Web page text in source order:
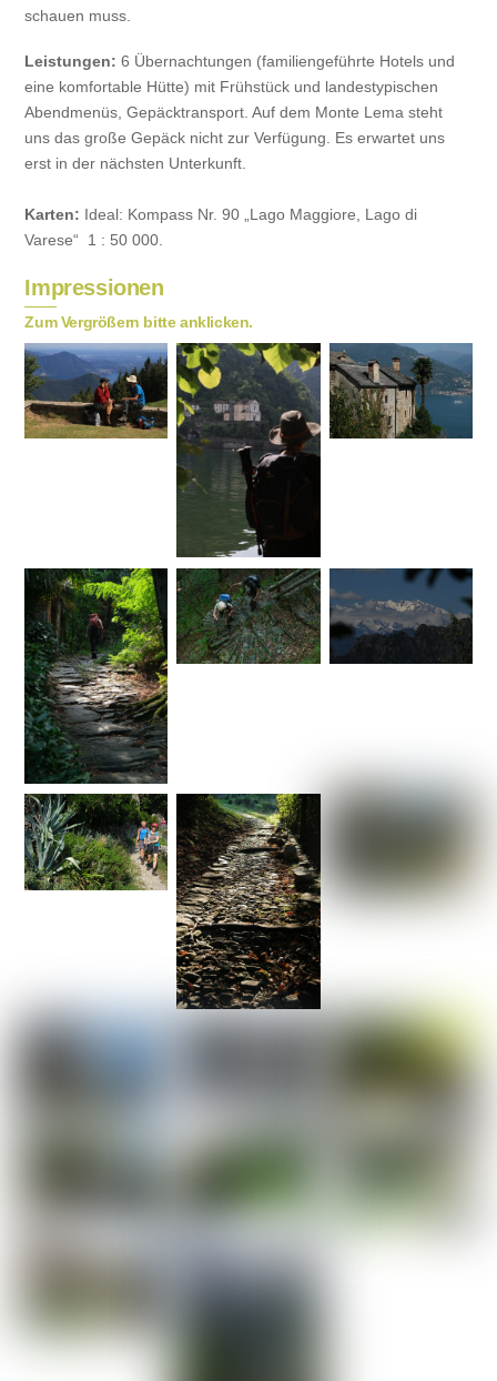
schauen muss.
Leistungen: 6 Übernachtungen (familiengeführte Hotels und
eine komfortable Hütte) mit Frühstück und landestypischen
Abendmenüs, Gepäcktransport. Auf dem Monte Lema steht
uns das große Gepäck nicht zur Verfügung. Es erwartet uns
erst in der nächsten Unterkunft.
Karten: Ideal: Kompass Nr. 90 „Lago Maggiore, Lago di
Varese“ 1 : 50 000.
Impressionen
Zum Vergrößern bitte anklicken.